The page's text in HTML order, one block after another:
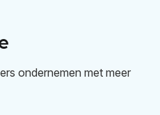
ondernemen met meer